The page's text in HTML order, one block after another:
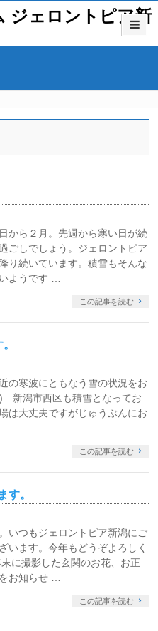
ジェロントピア新
から２月。先週から寒い日が続
ごしでしょう。ジェロントピア
り続いています。積雪もそんな
ようです …
この記事を読む
の寒波にともなう雪の状況をお
新潟市西区も積雪となってお
は大丈夫ですがじゅうぶんにお
この記事を読む
す。
いつもジェロントピア新潟にご
います。今年もどうぞよろしく
に撮影した玄関のお花、お正
お知らせ …
この記事を読む